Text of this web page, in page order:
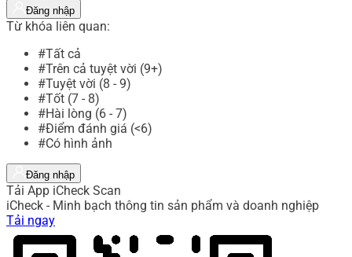
Đăng nhập
Từ khóa liên quan:
#Tất cả
#Trên cả tuyệt vời (9+)
#Tuyệt vời (8 - 9)
#Tốt (7 - 8)
#Hài lòng (6 - 7)
#Điểm đánh giá (<6)
#Có hình ảnh
Đăng nhập
Tải App iCheck Scan
iCheck - Minh bạch thông tin sản phẩm và doanh nghiệp
Tải ngay